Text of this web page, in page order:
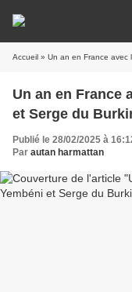
Accueil » Un an en France avec
Un an en France
et Serge du
Publié le 28/02/2025 à
Par autan harmattan